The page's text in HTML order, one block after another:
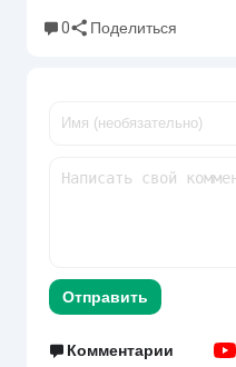
0 Поделиться
Отправить
Комментарии